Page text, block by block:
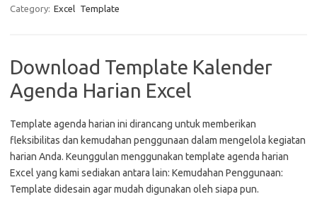
Category: Excel Template
Download Template Kalender
Agenda Harian Excel
Template agenda harian ini dirancang untuk memberikan
fleksibilitas dan kemudahan penggunaan dalam mengelola kegiatan
harian Anda. Keunggulan menggunakan template agenda harian
Excel yang kami sediakan antara lain: Kemudahan Penggunaan:
Template didesain agar mudah digunakan oleh siapa pun.